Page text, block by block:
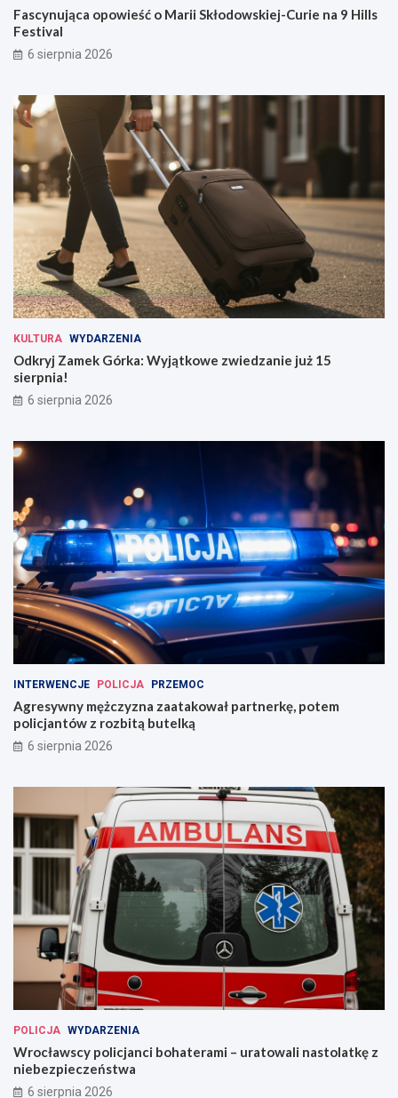
Fascynująca opowieść o Marii Skłodowskiej-Curie na 9 Hills
Festival
6 sierpnia 2026
KULTURA WYDARZENIA
Odkryj Zamek Górka: Wyjątkowe zwiedzanie już 15
sierpnia!
6 sierpnia 2026
INTERWENCJE POLICJA PRZEMOC
Agresywny mężczyzna zaatakował partnerkę, potem
policjantów z rozbitą butelką
6 sierpnia 2026
POLICJA WYDARZENIA
Wrocławscy policjanci bohaterami – uratowali nastolatkę z
niebezpieczeństwa
6 sierpnia 2026